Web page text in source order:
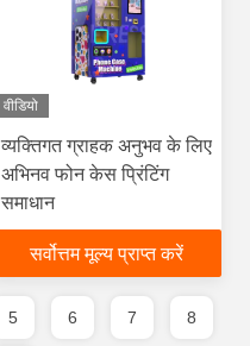
वीडियो
व्यक्तिगत ग्राहक अनुभव के लिए
अभिनव फोन केस प्रिंटिंग
समाधान
सर्वोत्तम मूल्य प्राप्त करें
5 6 7 8